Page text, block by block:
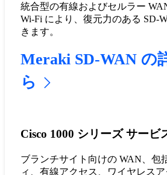
統合型の有線およびセルラー
Wi-Fi により、復元力のある SD-
きます。
Meraki SD-WAN の
ら
Cisco 1000 シリーズ サービ
ブランチサイト向けの WAN、包
ィ、有線アクセス、ワイヤレス